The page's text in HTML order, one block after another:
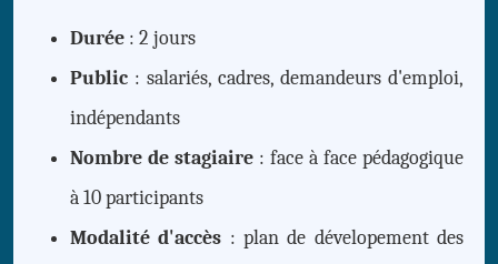
Durée: 2 jours
Public: salariés, cadres, demandeurs d'emploi,
indépendants
Nombre de stagiaire: face à face pédagogique
à 10 participants
Modalité d'accès : plan de dévelopement des